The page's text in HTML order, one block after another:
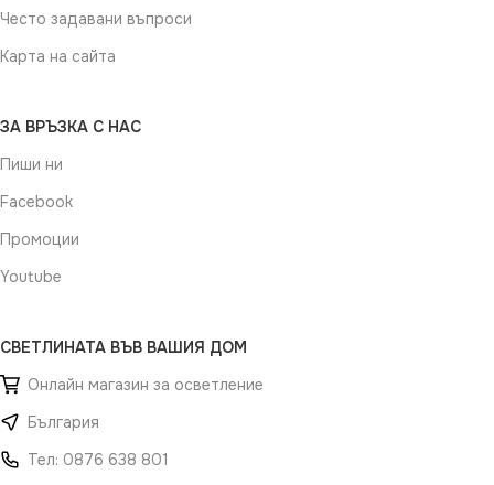
Често задавани въпроси
Карта на сайта
ЗА ВРЪЗКА С НАС
Пиши ни
Facebook
Промоции
Youtube
СВЕТЛИНАТА ВЪВ ВАШИЯ ДОМ
Онлайн магазин за осветление
България
Тел: 0876 638 801